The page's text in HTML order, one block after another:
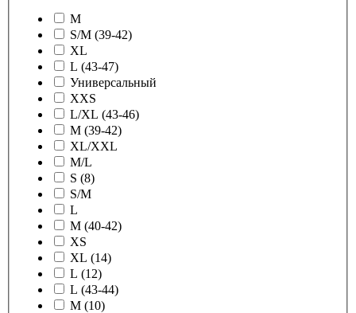
M
S/M (39-42)
XL
L (43-47)
Универсальный
XXS
L/XL (43-46)
M (39-42)
XL/XXL
M/L
S (8)
S/M
L
M (40-42)
XS
XL (14)
L (12)
L (43-44)
M (10)